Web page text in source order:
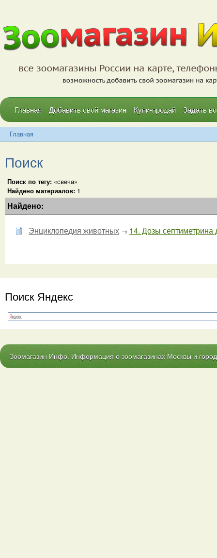
Главная Добавить свой магазин Купи-продай Задать
Главная
Поиск
Поиск по тегу: «свеча»
Найдено материалов: 1
Найдено:
Энциклопедия животных → 14. Дозы септиметрина
Поиск Яндекс
Зоомагазин Инфо. Информация о зоомагазинах Москвы и